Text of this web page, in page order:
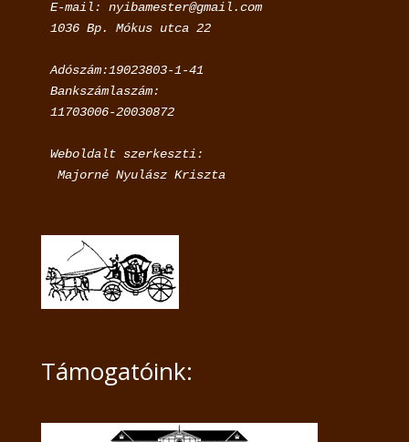
E-mail: nyibamester@gmail.com
1036 Bp. Mókus utca 22
Adószám:19023803-1-41
Bankszámlaszám:
11703006-20030872
Weboldalt szerkeszti:
Majorné Nyulász Kriszta
Támogatóink: